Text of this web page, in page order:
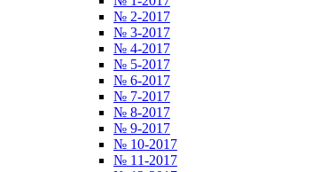
№ 2-2017
№ 3-2017
№ 4-2017
№ 5-2017
№ 6-2017
№ 7-2017
№ 8-2017
№ 9-2017
№ 10-2017
№ 11-2017